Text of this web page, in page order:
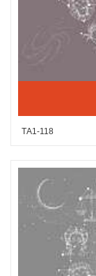
ТА1-118